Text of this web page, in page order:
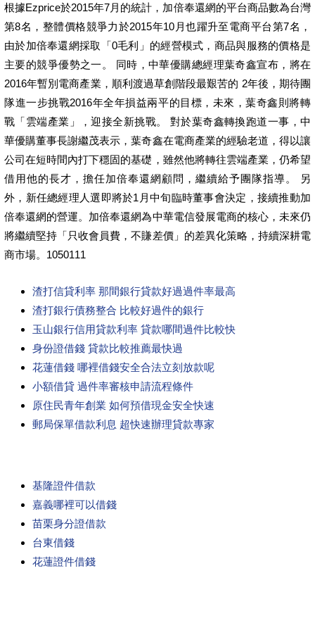
根據Ezprice於2015年7月的統計，加倍奉還網的平台商品數為台灣
第8名，整體價格競爭力於2015年10月也躍升至電商平台第7名，
由於加倍奉還網採取「0毛利」的經營模式，商品與服務的價格是
主要的競爭優勢之一。 同時，中華優購總經理葉奇鑫宣布，將在
2016年暫別電商產業，順利渡過草創階段最艱苦的 2年後，期待團
隊進一步挑戰2016年全年損益兩平的目標，未來，葉奇鑫則將轉
戰「雲端產業」，迎接全新挑戰。 對於葉奇鑫轉換跑道一事，中
華優購董事長謝繼茂表示，葉奇鑫在電商產業的經驗老道，得以讓
公司在短時間內打下穩固的基礎，雖然他將轉往雲端產業，仍希望
借用他的長才，擔任加倍奉還網顧問，繼續給予團隊指導。 另
外，新任總經理人選即將於1月中旬臨時董事會決定，接續推動加
倍奉還網的營運。加倍奉還網為中華電信發展電商的核心，未來仍
將繼續堅持「只收會員費，不賺差價」的差異化策略，持續深耕電
商市場。1050111
渣打信貸利率 那間銀行貸款好過過件率最高
渣打銀行債務整合 比較好過件的銀行
玉山銀行信用貸款利率 貸款哪間過件比較快
身份證借錢 貸款比較推薦最快過
花蓮借錢 哪裡借錢安全合法立刻放款呢
小額借貸 過件率審核申請流程條件
原住民青年創業 如何預借現金安全快速
郵局保單借款利息 超快速辦理貸款專家
基隆證件借款
嘉義哪裡可以借錢
苗栗身分證借款
台東借錢
花蓮證件借錢